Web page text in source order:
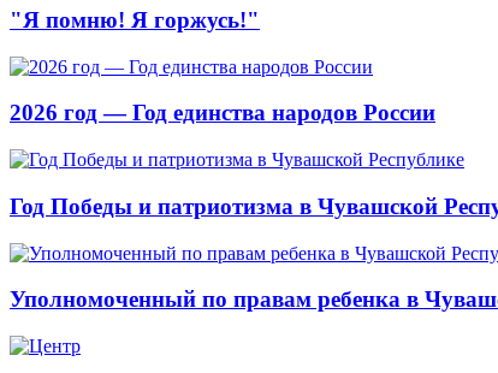
"Я помню! Я горжусь!"
2026 год — Год единства народов России
Год Победы и патриотизма в Чувашской
Уполномоченный по правам ребенка в